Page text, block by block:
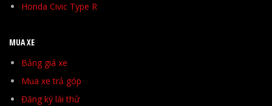
Honda Civic Type R
MUA XE
Bảng giá xe
Mua xe trả góp
Đăng ký lái thử